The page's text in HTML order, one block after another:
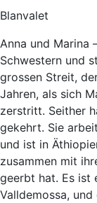
Blanvalet
Anna und Marina
Schwestern und
grossen Streit,
Jahren, als sich
zerstritt. Seither
gekehrt. Sie
und ist in
zusammen mit
geerbt hat. Es ist
Valldemossa,